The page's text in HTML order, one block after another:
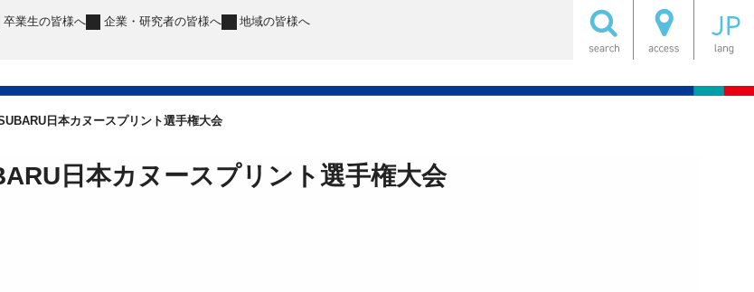
卒業生の皆様へ 企業・研究者の皆様へ 地域の皆様へ
日本カヌースプリント選手権大会
日本カヌースプリント選手権大会